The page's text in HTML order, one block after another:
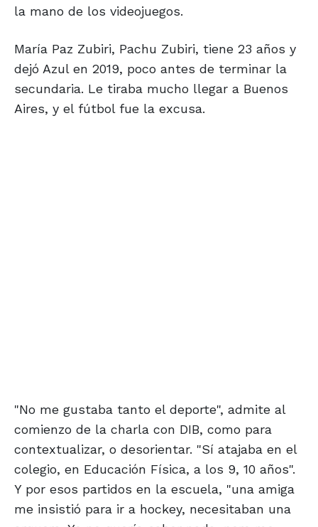
la mano de los videojuegos.
María Paz Zubiri, Pachu Zubiri, tiene 23 años y
dejó Azul en 2019, poco antes de terminar la
secundaria. Le tiraba mucho llegar a Buenos
Aires, y el fútbol fue la excusa.
"No me gustaba tanto el deporte", admite al
comienzo de la charla con DIB, como para
contextualizar, o desorientar. "Sí atajaba en el
colegio, en Educación Física, a los 9, 10 años".
Y por esos partidos en la escuela, "una amiga
me insistió para ir a hockey, necesitaban una